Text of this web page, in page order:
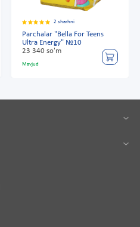
2 sharhni
Parchalar "Bella For Teens
Ultra Energy" №10
23 340 so'm
Mavjud